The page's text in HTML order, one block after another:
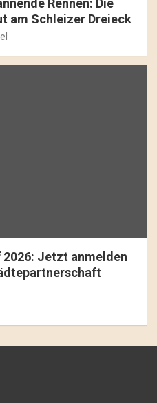
Rennen: Die
am Schleizer Dreieck
Jetzt anmelden